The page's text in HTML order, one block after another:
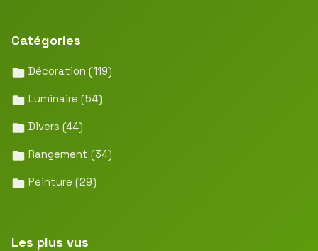
Catégories
Décoration (119)
Luminaire (54)
Divers (44)
Rangement (34)
Peinture (29)
Les plus vus